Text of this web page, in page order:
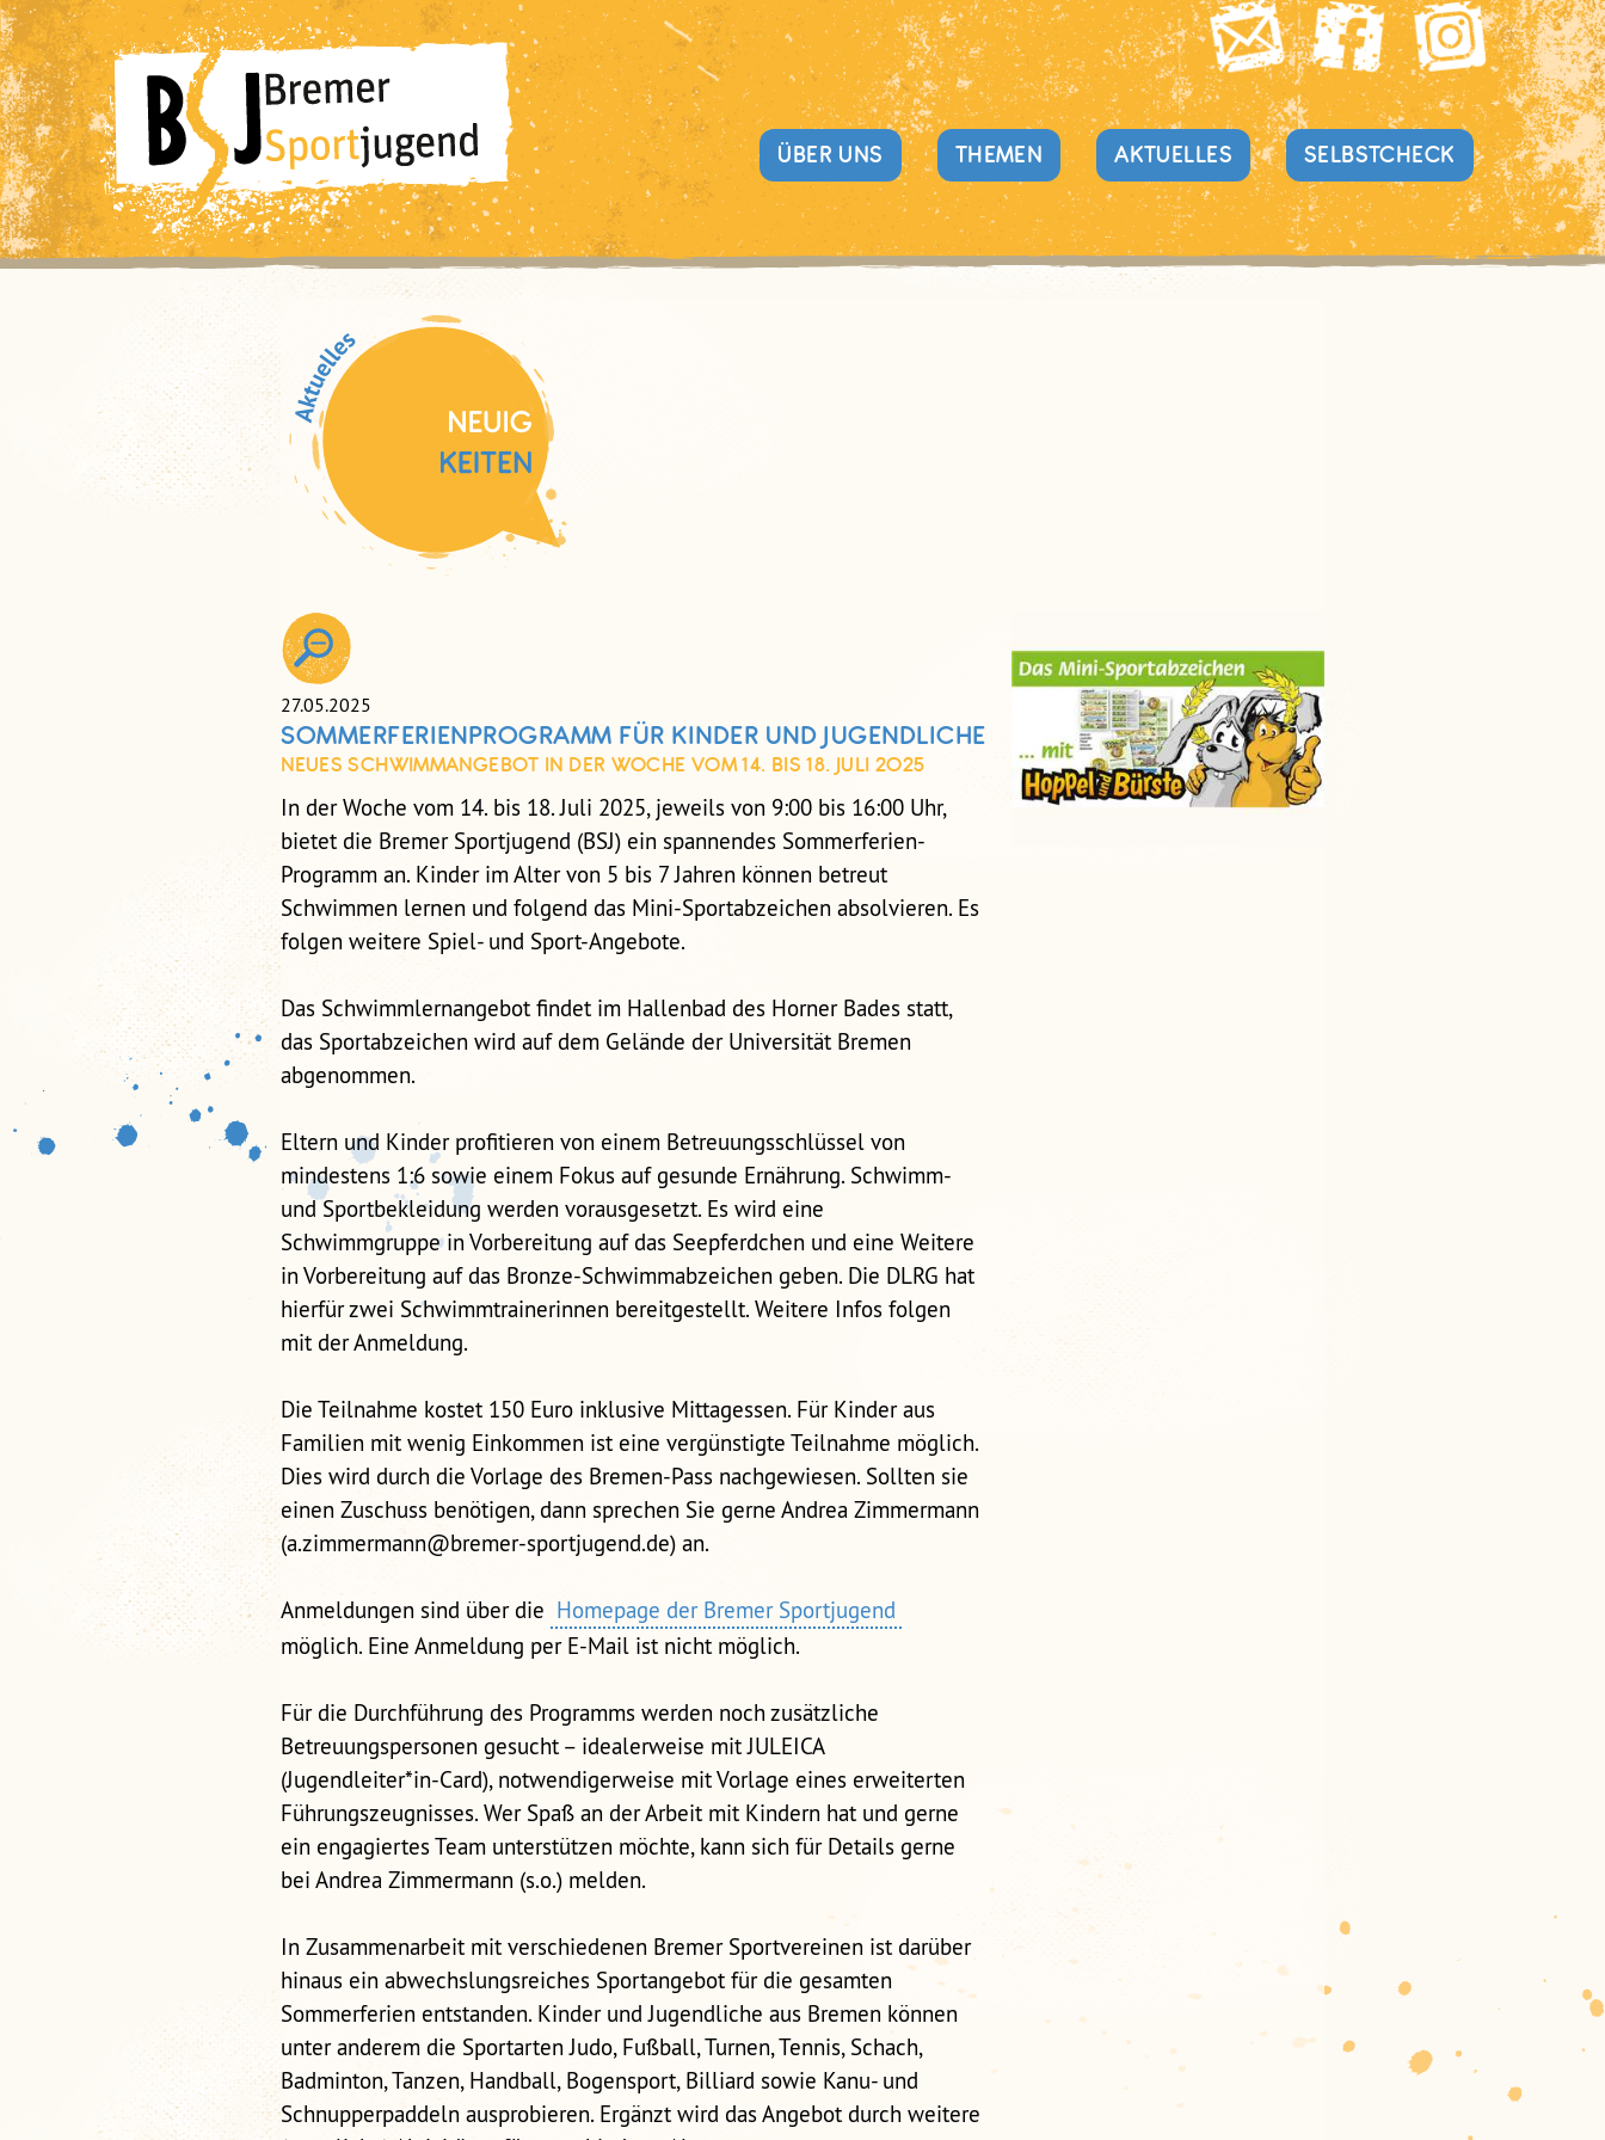
ÜBER UNS THEMEN AKTUELLES SELBSTCHECK
27.05.2025
SOMMERFERIENPROGRAMM FÜR KINDER UND JUGENDLICHE
NEUES SCHWIMMANGEBOT IN DER WOCHE VOM 14. BIS 18. JULI 2025
In der Woche vom 14. bis 18. Juli 2025, jeweils von 9:00 bis 16:00 Uhr,
bietet die Bremer Sportjugend (BSJ) ein spannendes Sommerferien-
Programm an. Kinder im Alter von 5 bis 7 Jahren können betreut
Schwimmen lernen und folgend das Mini-Sportabzeichen absolvieren. Es
folgen weitere Spiel- und Sport-Angebote.
Das Schwimmlernangebot findet im Hallenbad des Horner Bades statt,
das Sportabzeichen wird auf dem Gelände der Universität Bremen
abgenommen.
Eltern und Kinder profitieren von einem Betreuungsschlüssel von
mindestens 1:6 sowie einem Fokus auf gesunde Ernährung. Schwimm-
und Sportbekleidung werden vorausgesetzt. Es wird eine
Schwimmgruppe in Vorbereitung auf das Seepferdchen und eine Weitere
in Vorbereitung auf das Bronze-Schwimmabzeichen geben. Die DLRG hat
hierfür zwei Schwimmtrainerinnen bereitgestellt. Weitere Infos folgen
mit der Anmeldung.
Die Teilnahme kostet 150 Euro inklusive Mittagessen. Für Kinder aus
Familien mit wenig Einkommen ist eine vergünstigte Teilnahme möglich.
Dies wird durch die Vorlage des Bremen-Pass nachgewiesen. Sollten sie
einen Zuschuss benötigen, dann sprechen Sie gerne Andrea Zimmermann
(a.zimmermann@bremer-sportjugend.de) an.
Anmeldungen sind über die Homepage der Bremer Sportjugend
möglich. Eine Anmeldung per E-Mail ist nicht möglich.
Für die Durchführung des Programms werden noch zusätzliche
Betreuungspersonen gesucht – idealerweise mit JULEICA
(Jugendleiter*in-Card), notwendigerweise mit Vorlage eines erweiterten
Führungszeugnisses. Wer Spaß an der Arbeit mit Kindern hat und gerne
ein engagiertes Team unterstützen möchte, kann sich für Details gerne
bei Andrea Zimmermann (s.o.) melden.
In Zusammenarbeit mit verschiedenen Bremer Sportvereinen ist darüber
hinaus ein abwechslungsreiches Sportangebot für die gesamten
Sommerferien entstanden. Kinder und Jugendliche aus Bremen können
unter anderem die Sportarten Judo, Fußball, Turnen, Tennis, Schach,
Badminton, Tanzen, Handball, Bogensport, Billiard sowie Kanu- und
Schnupperpaddeln ausprobieren. Ergänzt wird das Angebot durch weitere